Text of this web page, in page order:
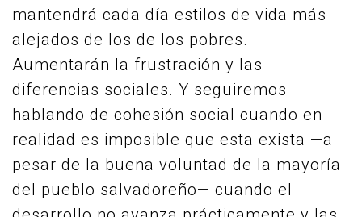
mantendrá cada día estilos de vida más
alejados de los de los pobres.
Aumentarán la frustración y las
diferencias sociales. Y seguiremos
hablando de cohesión social cuando en
realidad es imposible que esta exista —a
pesar de la buena voluntad de la mayoría
del pueblo salvadoreño— cuando el